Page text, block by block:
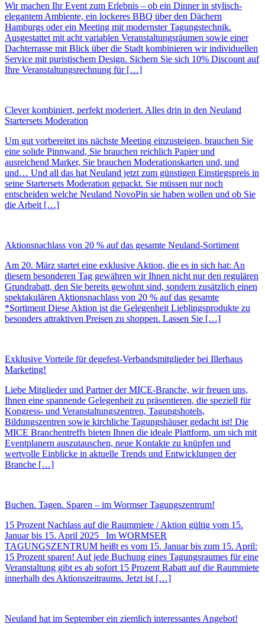
Wir machen Ihr Event zum Erlebnis – ob ein Dinner in stylisch-
elegantem Ambiente, ein lockeres BBQ über den Dächern
Hamburgs oder ein Meeting mit modernster Tagungstechnik.
Ausgestattet mit acht variablen Veranstaltungsräumen sowie einer
Dachterrasse mit Blick über die Stadt kombinieren wir individuellen
Service mit puristischem Design. Sichern Sie sich 10% Discount auf
Ihre Veranstaltungsrechnung für […]
Clever kombiniert, perfekt moderiert. Alles drin in den Neuland
Startersets Moderation
Um gut vorbereitet ins nächste Meeting einzusteigen, brauchen Sie
eine solide Pinnwand, Sie brauchen reichlich Papier und
ausreichend Marker, Sie brauchen Moderationskarten und, und
und… Und all das hat Neuland jetzt zum günstigen Einstiegspreis in
seine Startersets Moderation gepackt. Sie müssen nur noch
entscheiden welche Neuland NovoPin sie haben wollen und ob Sie
die Arbeit […]
Aktionsnachlass von 20 % auf das gesamte Neuland-Sortiment
Am 20. März startet eine exklusive Aktion, die es in sich hat: An
diesem besonderen Tag gewähren wir Ihnen nicht nur den regulären
Grundrabatt, den Sie bereits gewohnt sind, sondern zusätzlich einen
spektakulären Aktionsnachlass von 20 % auf das gesamte
*Sortiment Diese Aktion ist die Gelegenheit Lieblingsprodukte zu
besonders attraktiven Preisen zu shoppen. Lassen Sie […]
Exklusive Vorteile für degefest-Verbandsmitglieder bei Illerhaus
Marketing!
Liebe Mitglieder und Partner der MICE-Branche, wir freuen uns,
Ihnen eine spannende Gelegenheit zu präsentieren, die speziell für
Kongress- und Veranstaltungszentren, Tagungshotels,
Bildungszentren sowie kirchliche Tagungshäuser gedacht ist! Die
MICE Branchentreffs bieten Ihnen die ideale Plattform, um sich mit
Eventplanern auszutauschen, neue Kontakte zu knüpfen und
wertvolle Einblicke in aktuelle Trends und Entwicklungen der
Branche […]
Buchen. Tagen. Sparen – im Wormser Tagungszentrum!
15 Prozent Nachlass auf die Raummiete / Aktion gültig vom 15.
Januar bis 15. April 2025 Im WORMSER
TAGUNGSZENTRUM heißt es vom 15. Januar bis zum 15. April:
15 Prozent sparen! Auf jede Buchung eines Tagungsraumes für eine
Veranstaltung gibt es ab sofort 15 Prozent Rabatt auf die Raummiete
innerhalb des Aktionszeitraums. Jetzt ist […]
Neuland hat im September ein ziemlich interessantes Angebot!